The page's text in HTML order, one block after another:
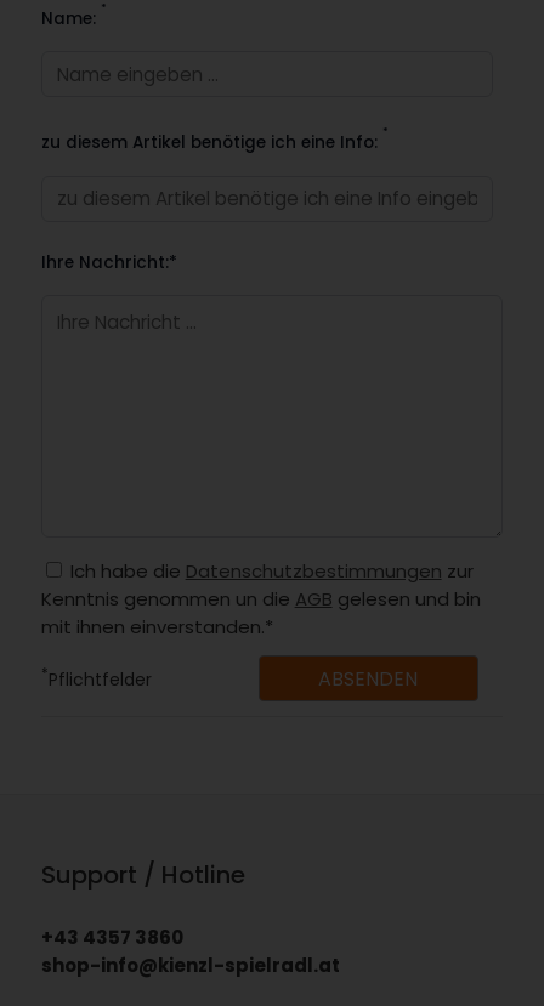
Name: *
zu diesem Artikel benötige ich eine Info: *
Ihre Nachricht:*
Ich habe die Datenschutzbestimmungen zur
Kenntnis genommen un die AGB gelesen und bin
mit ihnen einverstanden.*
*Pflichtfelder
Support / Hotline
+43 4357 3860
shop-info@kienzl-spielradl.at